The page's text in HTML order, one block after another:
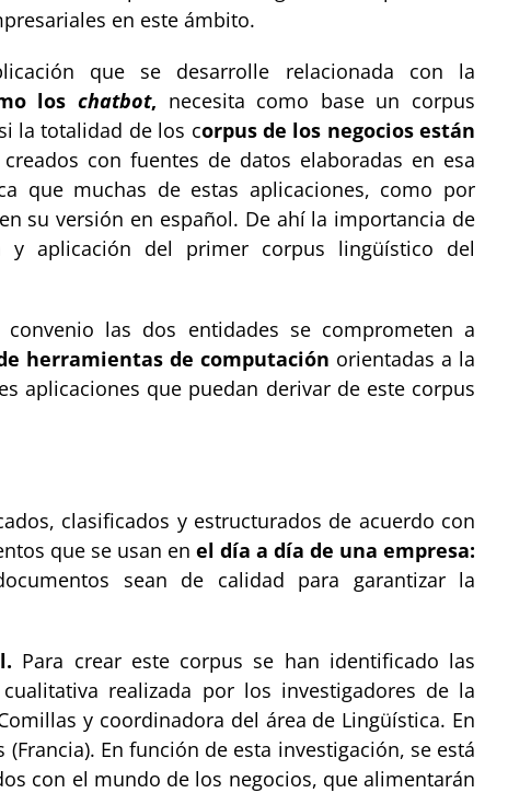
en este ámbito.
que se desarrolle relacionada con la
loschatbot, necesita como base un corpus
la totalidad de los corpus de los negocios están
con fuentes de datos elaboradas en esa
que muchas de estas aplicaciones, como por
su versión en español. De ahí la importancia de
y aplicación del primer corpus lingüístico del
las dos entidades se comprometen a
herramientas de computación orientadas a la
aplicaciones que puedan derivar de este corpus
clasificados y estructurados de acuerdo con
que se usan en el día a día de una empresa:
sean de calidad para garantizar la
Para crear este corpus se han identificado las
realizada por los investigadores de la
y coordinadora del área de Lingüística. En
En función de esta investigación, se está
con el mundo de los negocios, que alimentarán